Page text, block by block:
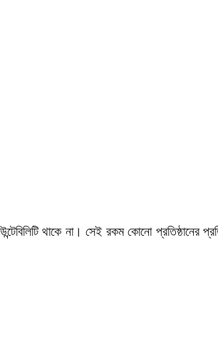
থাকে না। সেই রকম কোনো প্রতিষ্ঠানের